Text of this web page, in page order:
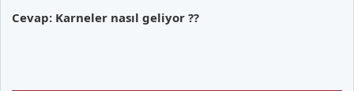
Cevap: Karneler nasıl geliyor ??